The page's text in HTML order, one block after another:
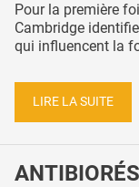
Pour la première
Cambridge
qui influencent la
LIRE LA SUITE